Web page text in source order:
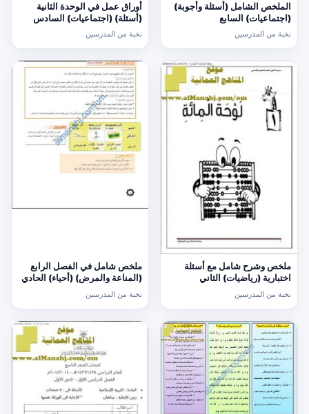
الملخص الشامل (أسئلة وأجوبة)
(اجتماعيات) السابع
نخبة من المدرسين
أوراق عمل في الوحدة الثانية
(أسئلة) (اجتماعيات) السادس
نخبة من المدرسين
ملخص وشرح شامل مع أسئلة
اختبارية (رياضيات) الثاني
نخبة من المدرسين
ملخص شامل في الفصل الرابع
(المناعة والمرض) (أحياء) الحادي
نخبة من المدرسين